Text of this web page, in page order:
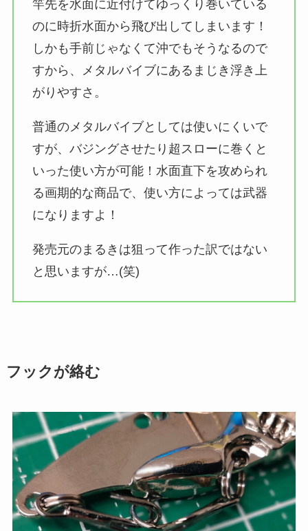
竿先を水面に近付けてゆっくり巻いている
のに時折水面から飛び出してしまいます！
しかも手前じゃなくて沖でもそうなるので
すから、メタルバイブにあるまじき浮き上
がりやすさ。
普通のメタルバイブとしては使いにくいで
すが、バジングさせたり超スローに巻くと
いった使い方が可能！水面直下を攻められ
る画期的な商品で、使い方によっては武器
になりますよ！
発売元のまるきは狙って作った訳ではない
と思いますが…(笑)
フックが絡む